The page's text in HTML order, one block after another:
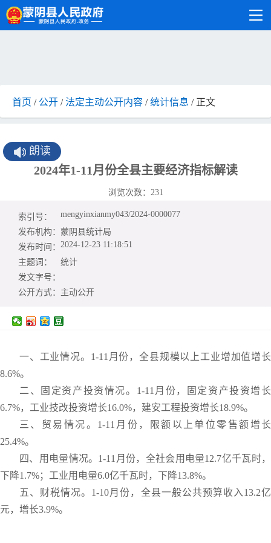
首页 / 公开 /法定主动公开内容 /统计信息 / 正文
朗读
2024年1-11月份全县主要经济指标解读
浏览次数： 231
索引号：
mengyinxianmy043/2024-0000077
发布机构： 蒙阴县统计局
发布时间： 2024-12-23 11:18:51
主题词：
统计
发文字号：
公开方式： 主动公开
一、工业情况。1-11月份，全县规模以上工业增加值增长
8.6%。
二、固定资产投资情况。1-11月份，固定资产投资增长
6.7%，工业技改投资增长16.0%，建安工程投资增长18.9%。
三、贸易情况。1-11月份，限额以上单位零售额增长
25.4%。
四、用电量情况。1-11月份，全社会用电量12.7亿千瓦时，
下降1.7%；工业用电量6.0亿千瓦时，下降13.8%。
五、财税情况。1-10月份，全县一般公共预算收入13.2亿
元，增长3.9%。